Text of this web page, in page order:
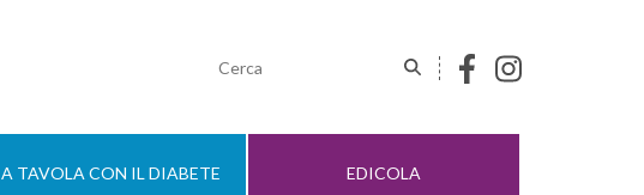
A TAVOLA CON IL DIABETE EDICOLA